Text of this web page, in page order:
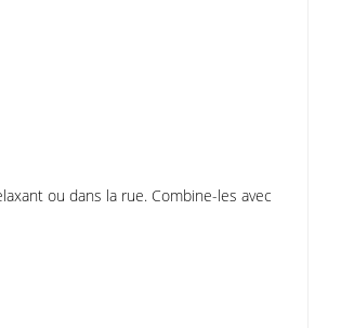
ou dans la rue. Combine-les avec